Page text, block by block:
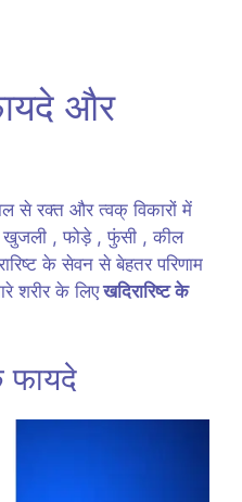
और
से रक्त और त्वक् विकारों में
खुजली , फोड़े , फुंसी , कील
के सेवन से बेहतर परिणाम
शरीर के लिएखदिरारिष्ट के
फायदे